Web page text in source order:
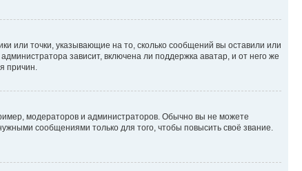
или точки, указывающие на то, сколько сообщений вы оставили или
зависит, включена ли поддержка аватар, и от него же
причин.
модераторов и администраторов. Обычно вы не можете
сообщениями только для того, чтобы повысить своё звание.